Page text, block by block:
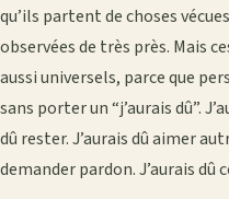
qu’ils partent de choses
observées de très près. Mais
aussi universels, parce que
sans porter un “j’aurais dû”.
dû rester. J’aurais dû aimer
demander pardon. J’aurais